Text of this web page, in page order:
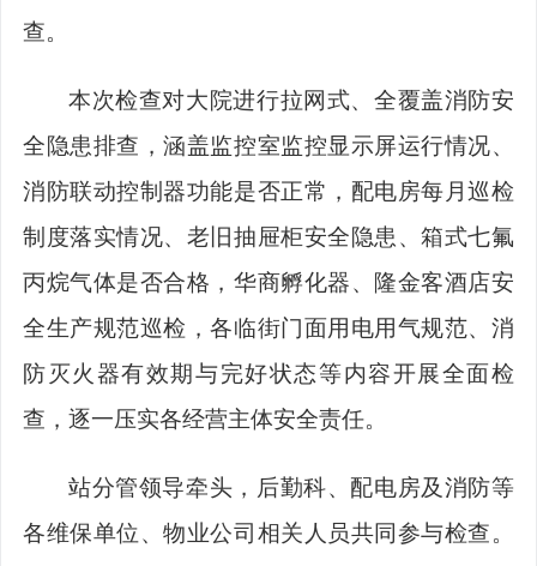
查。
本次检查对大院进行拉网式、全覆盖消防安
全隐患排查，涵盖监控室监控显示屏运行情况、
消防联动控制器功能是否正常，配电房每月巡检
制度落实情况、老旧抽屉柜安全隐患、箱式七氟
丙烷气体是否合格， 华商孵化器、隆金客酒店安
全生产规范巡检 ，各临街门面用电用气规范、消
防灭火器有效期与完好状态等内容开展全面检
查，逐一压实各经营主体安全责任。
站分管领导牵头，后勤科、配电房及消防等
各维保单位、物业公司相关人员共同参与检查。